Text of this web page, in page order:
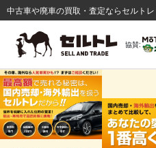
中古車や廃車の買取・査定ならセルト
協賛: